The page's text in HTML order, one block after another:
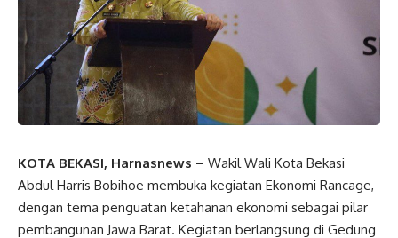
KOTA BEKASI, Harnasnews – Wakil Wali Kota Bekasi
Abdul Harris Bobihoe membuka kegiatan Ekonomi Rancage,
dengan tema penguatan ketahanan ekonomi sebagai pilar
pembangunan Jawa Barat. Kegiatan berlangsung di Gedung